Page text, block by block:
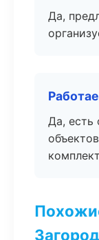
Да,
Да, есть